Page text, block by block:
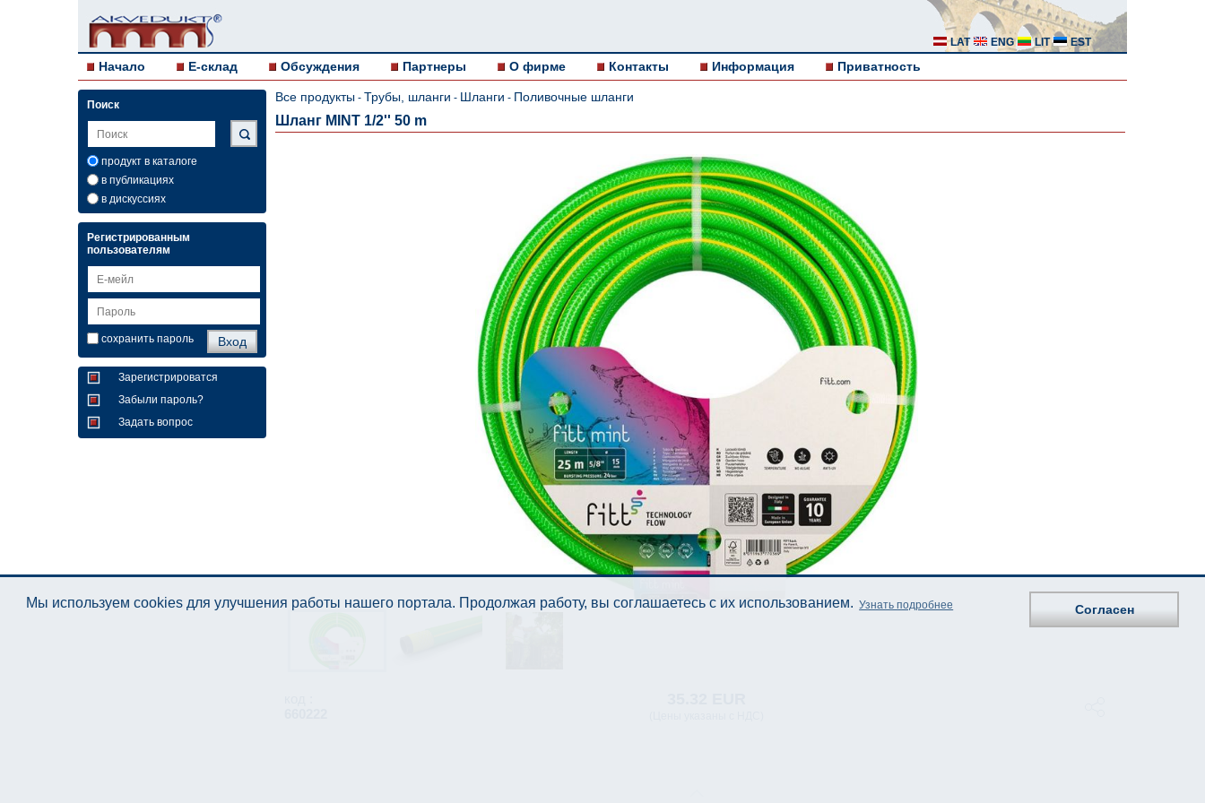
LAT ENG LIT EST
Начало E-склад Обсуждения Партнеры О фирме Контакты Информация Приватность
Поиск
продукт в каталоге
в публикациях
в дискуссиях
Регистрированным
пользователям
сохранить пароль
Зарегистрироватся
Забыли пароль?
Задать вопрос
Все продукты - Трубы, шланги - Шланги - Поливочные шланги
Шланг MINT 1/2'' 50 m
Мы используем cookies для улучшения работы нашего портала. Продолжая работу, вы соглашаетесь с их использованием. Узнать подробнее Согласен